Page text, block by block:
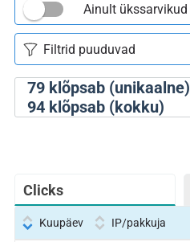
79klõpsab (unikaalne)
94klõpsab (kokku)
Ainult ükssarvikud
Clicks
Kuupäev IP/pakkuja